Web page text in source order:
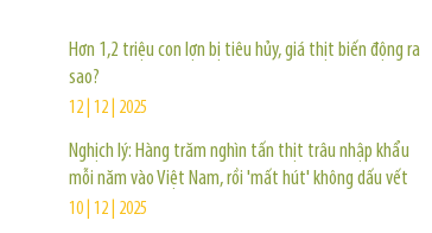
Hơn 1,2 triệu con lợn bị tiêu hủy, giá thịt biến động ra
sao?
12 | 12 | 2025
Nghịch lý: Hàng trăm nghìn tấn thịt trâu nhập khẩu
mỗi năm vào Việt Nam, rồi 'mất hút' không dấu vết
10 | 12 | 2025